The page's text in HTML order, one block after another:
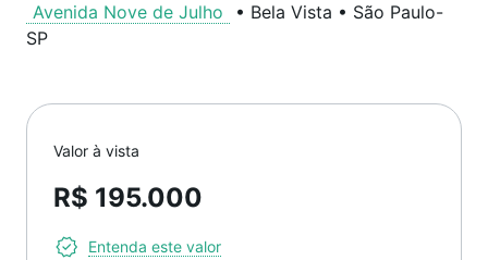
Avenida Nove de Julho • Bela Vista • São Paulo-
SP
Valor à vista
R$ 195.000
Entenda este valor